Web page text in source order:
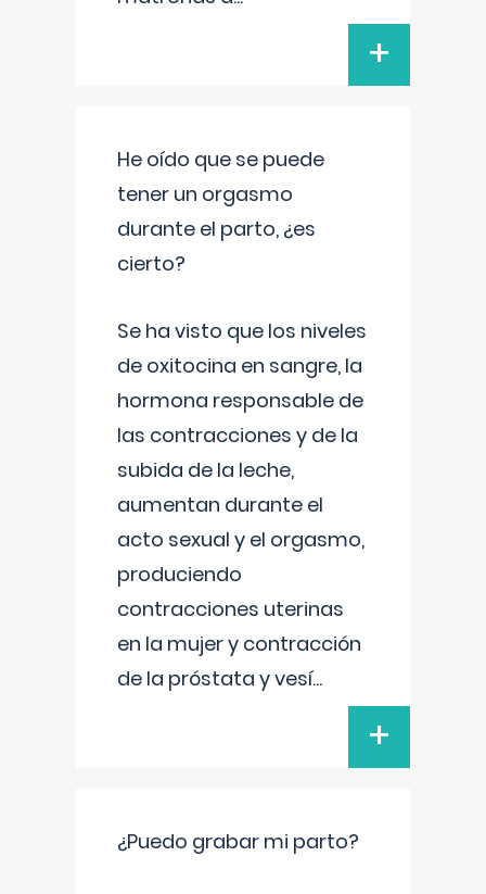
+
He oído que se puede
tener un orgasmo
durante el parto, ¿es
cierto?
Se ha visto que los niveles
de oxitocina en sangre, la
hormona responsable de
las contracciones y de la
subida de la leche,
aumentan durante el
acto sexual y el orgasmo,
produciendo
contracciones uterinas
en la mujer y contracción
de la próstata y vesí...
+
¿Puedo grabar mi parto?